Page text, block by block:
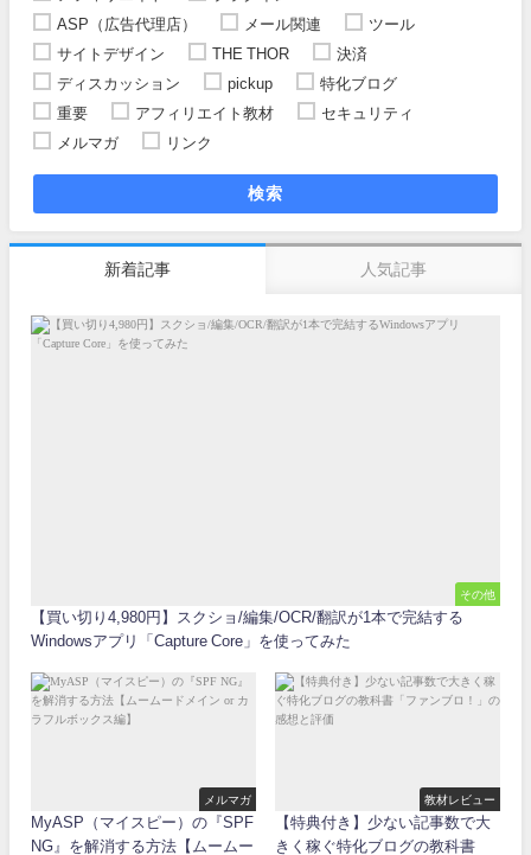
ASP（広告代理店）
メール関連
ツール
サイトデザイン
THE THOR
決済
ディスカッション
pickup
特化ブログ
重要
アフィリエイト教材
セキュリティ
メルマガ
リンク
検索
新着記事 人気記事
その他
【買い切り4,980円】スクショ/編集/OCR/翻訳が1本で完結する
Windowsアプリ「Capture Core」を使ってみた
メルマガ
MyASP（マイスピー）の『SPF
NG』を解消する方法【ムームー
教材レビュー
【特典付き】少ない記事数で大
きく稼ぐ特化ブログの教科書